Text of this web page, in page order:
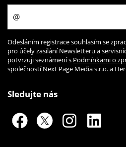
Odesláním registrace souhlasím se
pro účely zasílání Newsletteru a
potvrzuji seznámení s Podmínkami o
společností Next Page Media s.r.o. a
Sledujte nás